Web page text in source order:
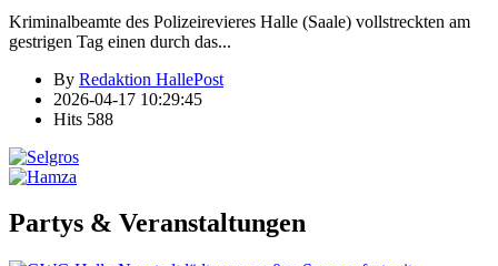
Kriminalbeamte des Polizeirevieres Halle (Saale) vollstreckten am
gestrigen Tag einen durch das...
By Redaktion HallePost
2026-04-17 10:29:45
Hits 588
Partys & Veranstaltungen